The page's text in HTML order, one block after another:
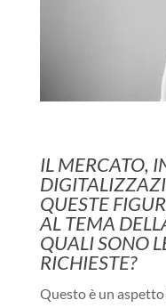
IL MERCATO,
QUESTE
AL TEMA
QUALI SONO
RICHIESTE?
Questo è un